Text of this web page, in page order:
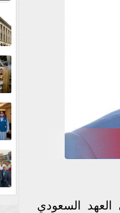
العهد السعودي